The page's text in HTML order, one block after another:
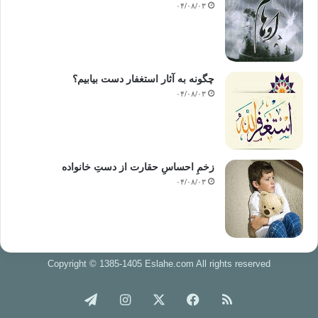
۰۴/۰۸/۰۳
چگونه به آثار استغفار دست بیابیم؟
۰۴/۰۸/۰۳
زخمِ احساسِ حقارت از دستِ خانواده
۰۴/۰۸/۰۳
Copyright © 1385-1405 Eslahe.com All rights reserved
خوراک فیس اینستاگرام